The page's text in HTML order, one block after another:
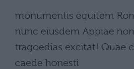
monumentis equitem
nunc eiusdem Appiae
tragoedias excitat! Quae
caede honesti